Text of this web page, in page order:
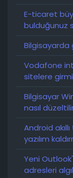
E-ticaret
bulduğunuz
Bilgisayarda
Vodafone
sitelere
Bilgisayar
nasıl
Android
yazılım
Yeni
adresleri